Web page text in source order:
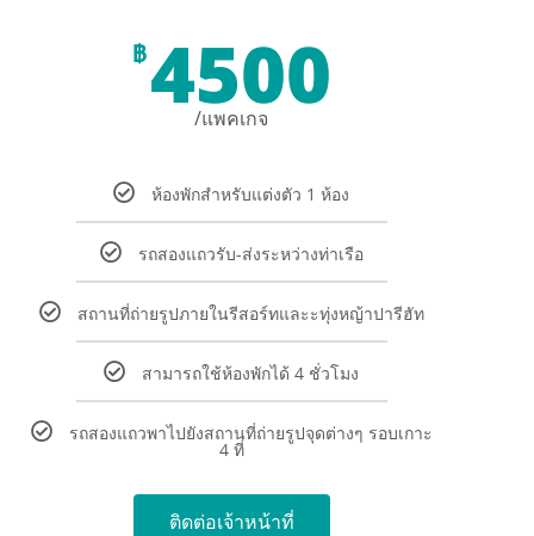
฿4500
/แพคเกจ
ห้องพักสำหรับแต่งตัว 1 ห้อง
รถสองแถวรับ-ส่งระหว่างท่าเรือ
สถานที่ถ่ายรูปภายในรีสอร์ทและะทุ่งหญ้าปารีฮัท
สามารถใช้ห้องพักได้ 4 ชั่วโมง
รถสองแถวพาไปยังสถานที่ถ่ายรูปจุดต่างๆ รอบเกาะ
4 ที่
ติดต่อเจ้าหน้าที่